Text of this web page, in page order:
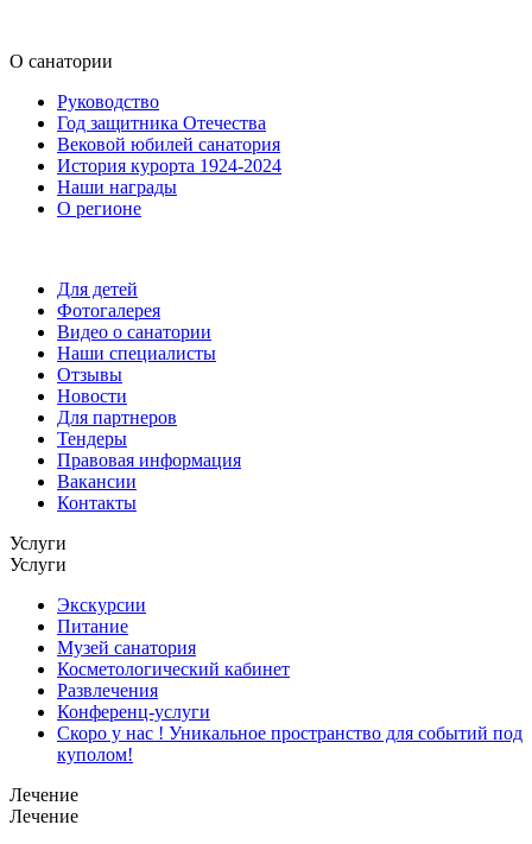
О санатории
Руководство
Год защитника Отечества
Вековой юбилей санатория
История курорта 1924-2024
Наши награды
О регионе
Для детей
Фотогалерея
Видео о санатории
Наши специалисты
Отзывы
Новости
Для партнеров
Тендеры
Правовая информация
Вакансии
Контакты
Услуги
Услуги
Экскурсии
Питание
Музей санатория
Косметологический кабинет
Развлечения
Конференц-услуги
Скоро у нас ! Уникальное пространство для событий под
куполом!
Лечение
Лечение